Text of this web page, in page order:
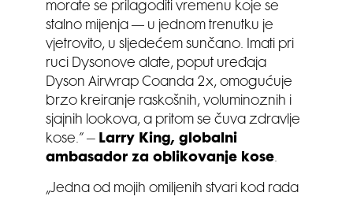
morate se prilagoditi vremenu koje se
stalno mijenja — u jednom trenutku je
vjetrovito, u sljedećem sunčano. Imati pri
ruci Dysonove alate, poput uređaja
Dyson Airwrap Coanda 2x, omogućuje
brzo kreiranje raskošnih, voluminoznih i
sjajnih lookova, a pritom se čuva zdravlje
kose.” – Larry King, globalni
ambasador za oblikovanje kose.
„Jedna od mojih omiljenih stvari kod rada